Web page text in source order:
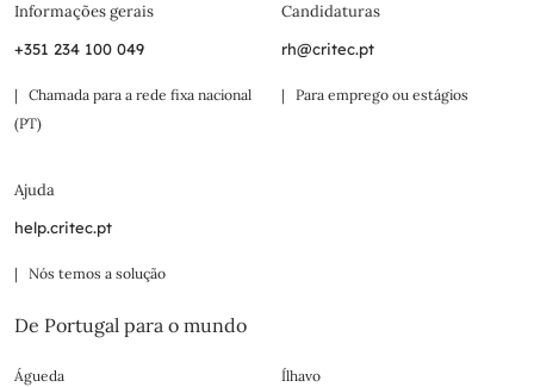
Informações gerais
+351 234 100 049
| Chamada para a rede fixa nacional
(PT)
Candidaturas
rh@critec.pt
| Para emprego ou estágios
Ajuda
help.critec.pt
| Nós temos a solução
De Portugal para o mundo
Águeda
Ílhavo